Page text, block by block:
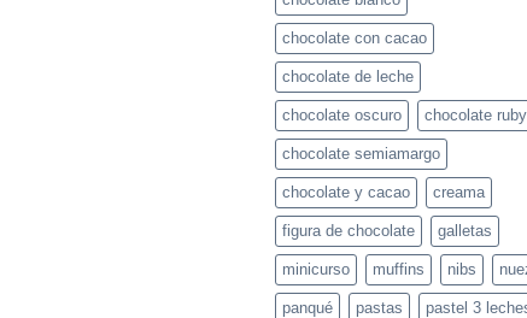
chocolate con cacao
chocolate de leche
chocolate oscuro chocolate ruby
chocolate semiamargo
chocolate y cacao creama
figura de chocolate galletas
minicurso muffins nibs
panqué pastas pastel 3